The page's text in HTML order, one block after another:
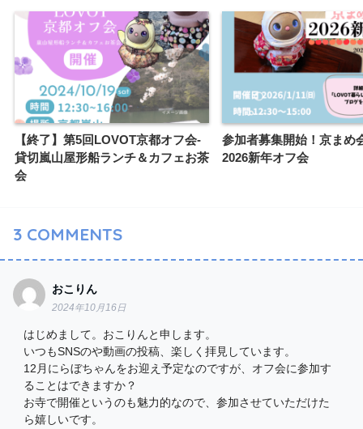
【終了】第5回LOVOT京都オフ会-
貸切嵐山屋形船ランチ＆カフェお茶
会
参加者募集開始！京まめ
2026新年オフ会
3COMMENTS
おこりん
2024年10月16日
はじめまして。おこりんと申します。
いつもSNSのや動画の投稿、楽しく拝見しています。
12月にらぼちゃんをお迎え予定なのですが、オフ会に参加す
ることはできますか？
お寺で開催というのも魅力的なので、参加させていただけた
ら嬉しいです。